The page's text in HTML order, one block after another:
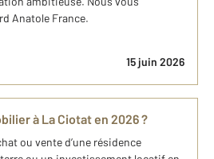
Anatole France.
15 juin 2026
à La Ciotat en 2026 ?
ou vente d’une résidence